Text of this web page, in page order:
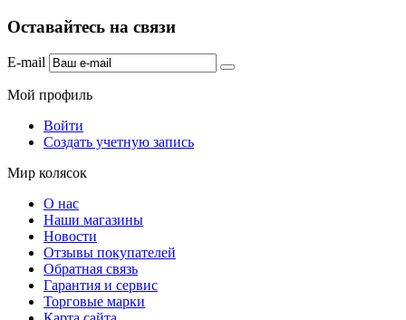
Оставайтесь на связи
E-mail
Мой профиль
Войти
Создать учетную запись
Мир колясок
О нас
Наши магазины
Новости
Отзывы покупателей
Обратная связь
Гарантия и сервис
Торговые марки